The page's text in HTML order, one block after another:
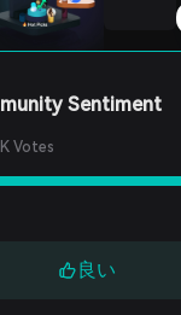
Sentiment
Votes
良い